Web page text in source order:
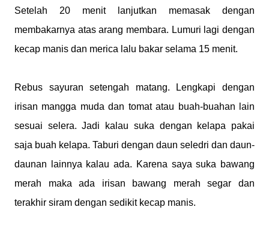
Setelah 20 menit lanjutkan memasak dengan
membakarnya atas arang membara. Lumuri lagi dengan
kecap manis dan merica lalu bakar selama 15 menit.
Rebus sayuran setengah matang. Lengkapi dengan
irisan mangga muda dan tomat atau buah-buahan lain
sesuai selera. Jadi kalau suka dengan kelapa pakai
saja buah kelapa. Taburi dengan daun seledri dan daun-
daunan lainnya kalau ada. Karena saya suka bawang
merah maka ada irisan bawang merah segar dan
terakhir siram dengan sedikit kecap manis.